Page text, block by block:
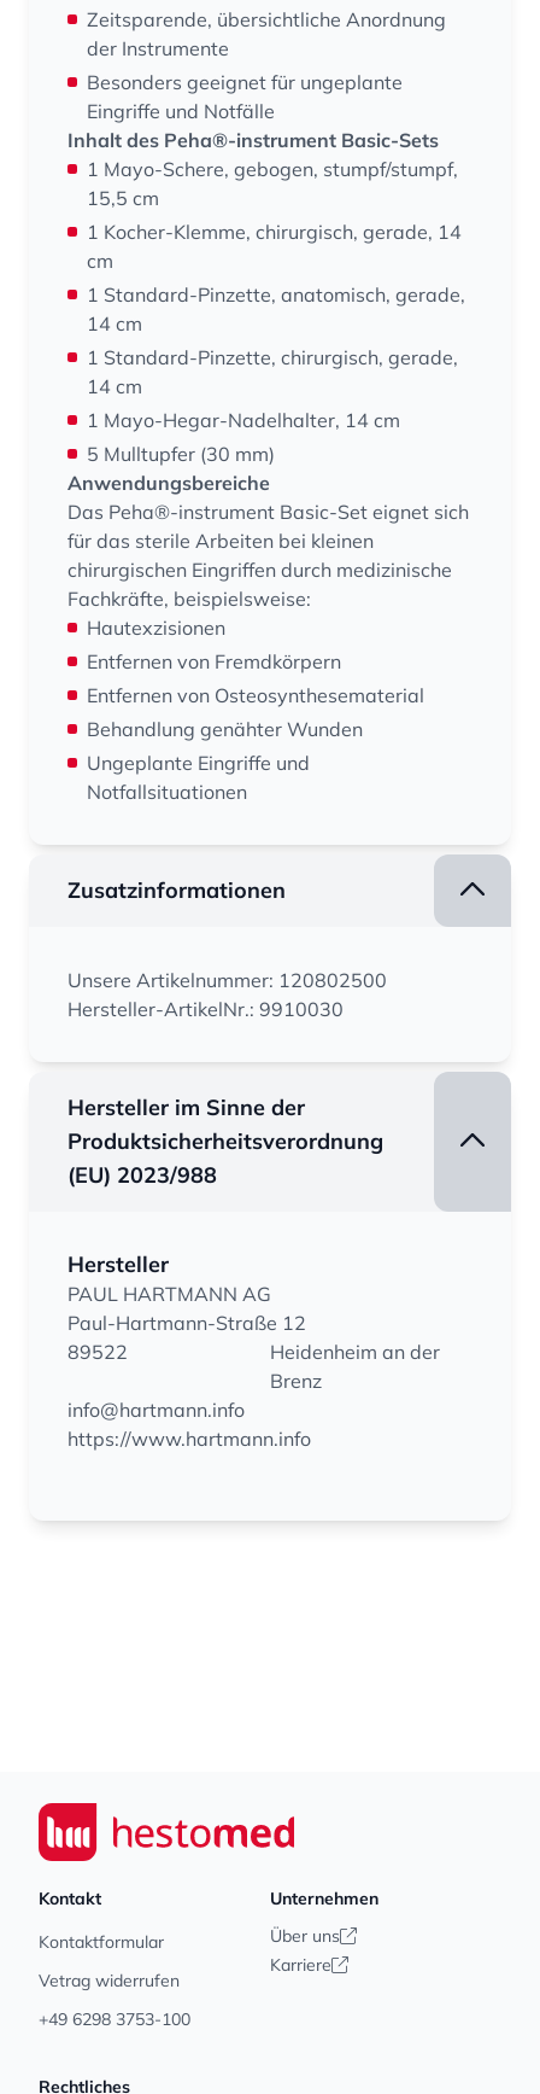
Zeitsparende, übersichtliche Anordnung
der Instrumente
Besonders geeignet für ungeplante
Eingriffe und Notfälle
Inhalt des Peha®-instrument Basic-Sets
1 Mayo-Schere, gebogen, stumpf/stumpf,
15,5 cm
1 Kocher-Klemme, chirurgisch, gerade, 14
cm
1 Standard-Pinzette, anatomisch, gerade,
14 cm
1 Standard-Pinzette, chirurgisch, gerade,
14 cm
1 Mayo-Hegar-Nadelhalter, 14 cm
5 Mulltupfer (30 mm)
Anwendungsbereiche
Das Peha®-instrument Basic-Set eignet sich
für das sterile Arbeiten bei kleinen
chirurgischen Eingriffen durch medizinische
Fachkräfte, beispielsweise:
Hautexzisionen
Entfernen von Fremdkörpern
Entfernen von Osteosynthesematerial
Behandlung genähter Wunden
Ungeplante Eingriffe und
Notfallsituationen
Zusatzinformationen
Unsere Artikelnummer: 120802500
Hersteller-ArtikelNr.: 9910030
Hersteller im Sinne der
Produktsicherheitsverordnung
(EU) 2023/988
Hersteller
PAUL HARTMANN AG
Paul-Hartmann-Straße 12
89522
Heidenheim an der
Brenz
info@hartmann.info
https://www.hartmann.info
Seiwert GmbH
Kontakt
Kontaktformular
Vetrag widerrufen
+49 6298 3753-100
Unternehmen
Über uns
Karriere
Rechtliches